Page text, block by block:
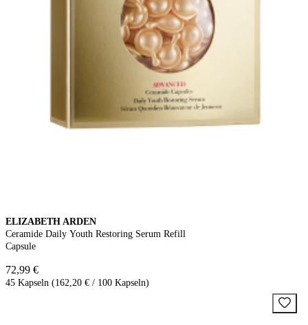
ELIZABETH ARDEN
Ceramide Daily Youth Restoring Serum Refill
Capsule
72,99 €
45 Kapseln (162,20 € / 100 Kapseln)